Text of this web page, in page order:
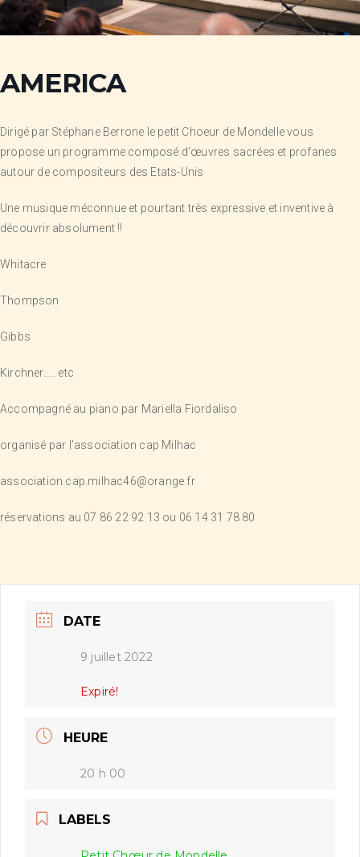
AMERICA
Dirigé par Stéphane Berrone le petit Choeur de Mondelle vous
propose un programme composé d’œuvres sacrées et profanes
autour de compositeurs des Etats-Unis
Une musique méconnue et pourtant très expressive et inventive à
découvrir absolument !!
Whitacre
Thompson
Gibbs
Kirchner….. etc
Accompagné au piano par Mariella Fiordaliso
organisé par l’association cap Milhac
association.cap.milhac46@orange.fr
réservations au 07 86 22 92 13 ou 06 14 31 78 80
DATE
9 juillet 2022
Expiré!
HEURE
20 h 00
LABELS